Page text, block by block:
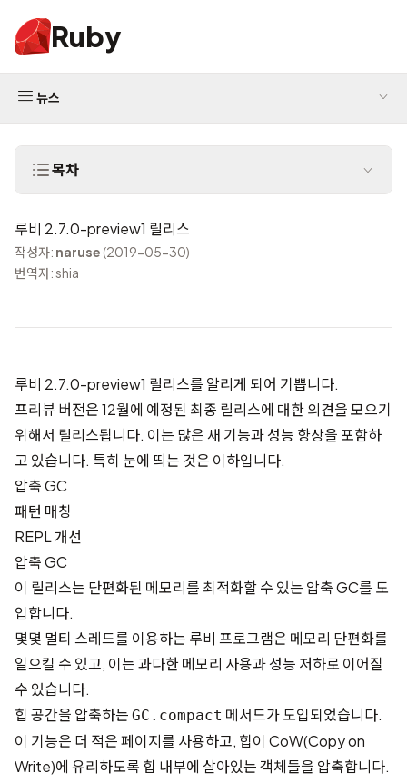
Ruby
뉴스
목차
루비 2.7.0-preview1 릴리스
작성자: naruse (2019-05-30)
번역자: shia
루비 2.7.0-preview1 릴리스를 알리게 되어 기쁩니다.
프리뷰 버전은 12월에 예정된 최종 릴리스에 대한 의견을 모으기
위해서 릴리스됩니다. 이는 많은 새 기능과 성능 향상을 포함하
고 있습니다. 특히 눈에 띄는 것은 이하입니다.
압축 GC
패턴 매칭
REPL 개선
압축 GC
이 릴리스는 단편화된 메모리를 최적화할 수 있는 압축 GC를 도
입합니다.
몇몇 멀티 스레드를 이용하는 루비 프로그램은 메모리 단편화를
일으킬 수 있고, 이는 과다한 메모리 사용과 성능 저하로 이어질
수 있습니다.
힙 공간을 압축하는 GC.compact 메서드가 도입되었습니다.
이 기능은 더 적은 페이지를 사용하고, 힙이 CoW(Copy on
Write)에 유리하도록 힙 내부에 살아있는 객체들을 압축합니다.